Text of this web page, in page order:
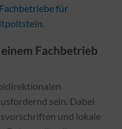
Fachbetriebe für
.
Fachbetrieb
sein. Dabei
und lokale